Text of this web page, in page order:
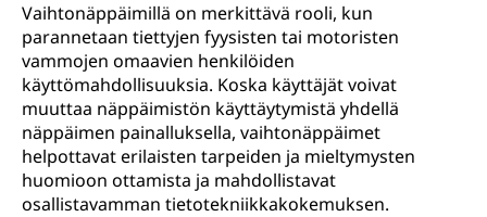
Vaihtonäppäimillä on merkittävä rooli, kun
parannetaan tiettyjen fyysisten tai motoristen
vammojen omaavien henkilöiden
käyttömahdollisuuksia. Koska käyttäjät voivat
muuttaa näppäimistön käyttäytymistä yhdellä
näppäimen painalluksella, vaihtonäppäimet
helpottavat erilaisten tarpeiden ja mieltymysten
huomioon ottamista ja mahdollistavat
osallistavamman tietotekniikkakokemuksen.